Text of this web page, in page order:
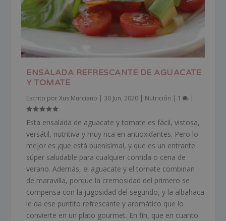
ENSALADA REFRESCANTE DE AGUACATE
Y TOMATE
Escrito porXus Murciano | 30 Jun, 2020 | Nutrición | 1 |
Esta ensalada de aguacate y tomate es fácil, vistosa,
versátil, nutritiva y muy rica en antioxidantes. Pero lo
mejor es ¡que está buenísima!, y que es un entrante
súper saludable para cualquier comida o cena de
verano. Además, el aguacate y el tomate combinan
de maravilla, porque la cremosidad del primero se
compensa con la jugosidad del segundo, y la albahaca
le da ese puntito refrescante y aromático que lo
convierte en un plato gourmet. En fin, que en cuanto